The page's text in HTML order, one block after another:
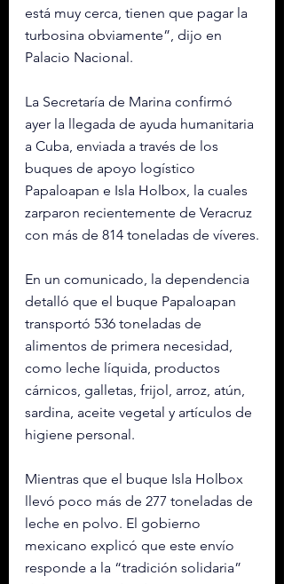
está muy cerca, tienen que pagar la
turbosina obviamente”, dijo en
Palacio Nacional.
La Secretaría de Marina confirmó
ayer la llegada de ayuda humanitaria
a Cuba, enviada a través de los
buques de apoyo logístico
Papaloapan e Isla Holbox, la cuales
zarparon recientemente de Veracruz
con más de 814 toneladas de víveres.
En un comunicado, la dependencia
detalló que el buque Papaloapan
transportó 536 toneladas de
alimentos de primera necesidad,
como leche líquida, productos
cárnicos, galletas, frijol, arroz, atún,
sardina, aceite vegetal y artículos de
higiene personal.
Mientras que el buque Isla Holbox
llevó poco más de 277 toneladas de
leche en polvo. El gobierno
mexicano explicó que este envío
responde a la “tradición solidaria”